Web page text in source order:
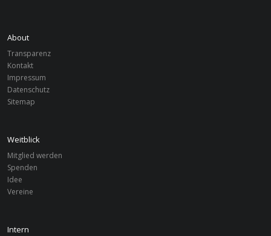
About
Transparenz
Kontakt
Impressum
Datenschutz
Sitemap
Weitblick
Mitglied werden
Spenden
Idee
Vereine
Intern